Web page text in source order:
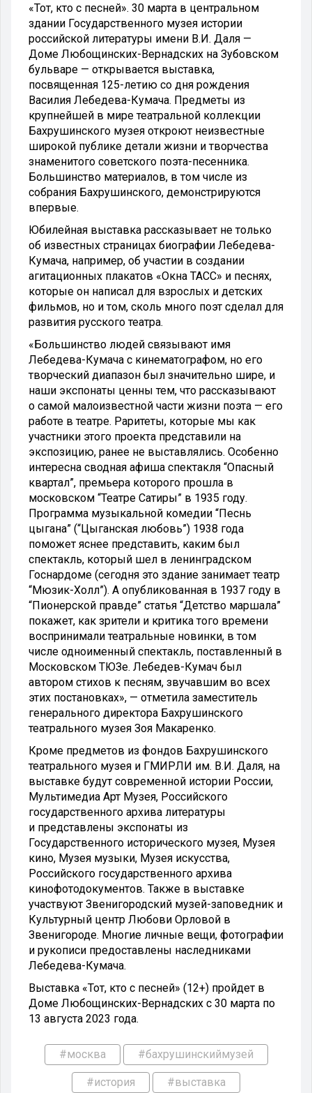
«Тот, кто с песней». 30 марта в центральном
здании Государственного музея истории
российской литературы имени В.И. Даля —
Доме Любощинских-Вернадских на Зубовском
бульваре — открывается выставка,
посвященная 125-летию со дня рождения
Василия Лебедева-Кумача. Предметы из
крупнейшей в мире театральной коллекции
Бахрушинского музея откроют неизвестные
широкой публике детали жизни и творчества
знаменитого советского поэта-песенника.
Большинство материалов, в том числе из
собрания Бахрушинского, демонстрируются
впервые.
Юбилейная выставка рассказывает не только
об известных страницах биографии Лебедева-
Кумача, например, об участии в создании
агитационных плакатов «Окна ТАСС» и песнях,
которые он написал для взрослых и детских
фильмов, но и том, сколь много поэт сделал для
развития русского театра.
«Большинство людей связывают имя
Лебедева-Кумача с кинематографом, но его
творческий диапазон был значительно шире, и
наши экспонаты ценны тем, что рассказывают
о самой малоизвестной части жизни поэта — его
работе в театре. Раритеты, которые мы как
участники этого проекта представили на
экспозицию, ранее не выставлялись. Особенно
интересна сводная афиша спектакля “Опасный
квартал”, премьера которого прошла в
московском “Театре Сатиры” в 1935 году.
Программа музыкальной комедии “Песнь
цыгана” (“Цыганская любовь”) 1938 года
поможет яснее представить, каким был
спектакль, который шел в ленинградском
Госнардоме (сегодня это здание занимает театр
“Мюзик-Холл”). А опубликованная в 1937 году в
“Пионерской правде” статья “Детство маршала”
покажет, как зрители и критика того времени
воспринимали театральные новинки, в том
числе одноименный спектакль, поставленный в
Московском ТЮЗе. Лебедев-Кумач был
автором стихов к песням, звучавшим во всех
этих постановках», — отметила заместитель
генерального директора Бахрушинского
театрального музея Зоя Макаренко.
Кроме предметов из фондов Бахрушинского
театрального музея и ГМИРЛИ им. В.И. Даля, на
выставке будут современной истории России,
Мультимедиа Арт Музея, Российского
государственного архива литературы
и представлены экспонаты из
Государственного исторического музея, Музея
кино, Музея музыки, Музея искусства,
Российского государственного архива
кинофотодокументов. Также в выставке
участвуют Звенигородский музей-заповедник и
Культурный центр Любови Орловой в
Звенигороде. Многие личные вещи, фотографии
и рукописи предоставлены наследниками
Лебедева-Кумача.
Выставка «Тот, кто с песней» (12+) пройдет в
Доме Любощинских-Вернадских с 30 марта по
13 августа 2023 года.
#москва #бахрушинскиймузей
#история #выставка